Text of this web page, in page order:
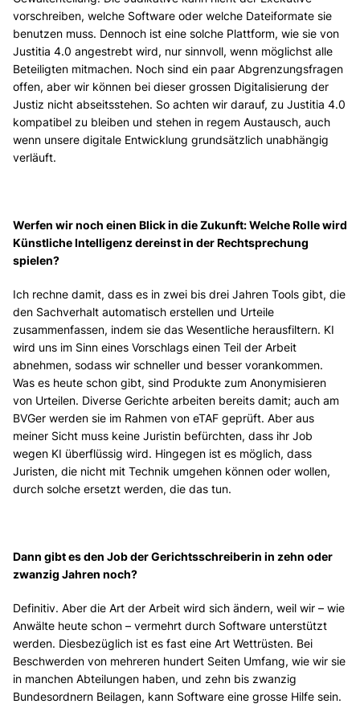
vorschreiben, welche Software oder welche Dateiformate sie
benutzen muss. Dennoch ist eine solche Plattform, wie sie von
Justitia 4.0 angestrebt wird, nur sinnvoll, wenn möglichst alle
Beteiligten mitmachen. Noch sind ein paar Abgrenzungsfragen
offen, aber wir können bei dieser grossen Digitalisierung der
Justiz nicht abseitsstehen. So achten wir darauf, zu Justitia 4.0
kompatibel zu bleiben und stehen in regem Austausch, auch
wenn unsere digitale Entwicklung grundsätzlich unabhängig
verläuft.
Werfen wir noch einen Blick in die Zukunft: Welche Rolle wird
Künstliche Intelligenz dereinst in der Rechtsprechung
spielen?
Ich rechne damit, dass es in zwei bis drei Jahren Tools gibt, die
den Sachverhalt automatisch erstellen und Urteile
zusammenfassen, indem sie das Wesentliche herausfiltern. KI
wird uns im Sinn eines Vorschlags einen Teil der Arbeit
abnehmen, sodass wir schneller und besser vorankommen.
Was es heute schon gibt, sind Produkte zum Anonymisieren
von Urteilen. Diverse Gerichte arbeiten bereits damit; auch am
BVGer werden sie im Rahmen von eTAF geprüft. Aber aus
meiner Sicht muss keine Juristin befürchten, dass ihr Job
wegen KI überflüssig wird. Hingegen ist es möglich, dass
Juristen, die nicht mit Technik umgehen können oder wollen,
durch solche ersetzt werden, die das tun.
Dann gibt es den Job der Gerichtsschreiberin in zehn oder
zwanzig Jahren noch?
Definitiv. Aber die Art der Arbeit wird sich ändern, weil wir – wie
Anwälte heute schon – vermehrt durch Software unterstützt
werden. Diesbezüglich ist es fast eine Art Wettrüsten. Bei
Beschwerden von mehreren hundert Seiten Umfang, wie wir sie
in manchen Abteilungen haben, und zehn bis zwanzig
Bundesordnern Beilagen, kann Software eine grosse Hilfe sein.